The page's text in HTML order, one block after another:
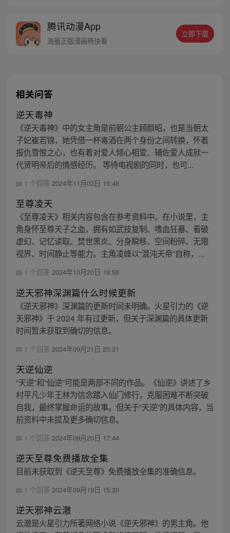
腾讯动漫App
海量正版漫画畅快看
立即下载
相关问答
逆天毒神
《逆天毒神》中的女主角是前朝公主顾颜昭，也是当朝太
子妃崔若锦，她凭借一杯毒酒在两个身份之间转换，怀着
报仇雪恨之心，也有着对爱人倾心相爱、辅佐爱人成就一
代贤明帝后的情感经历。 等待电视剧的同时，也可...
1 个回答 2024年11月03日 16:48
至尊凌天
《至尊凌天》相关内容包含在参考资料中。在小说里，主
角身怀至尊天子之血，拥有如武技复制、嗜血狂暴、看破
虚幻、记忆读取、焚世黑炎、分身瞬移、空间粉碎、无限
视界、时间静止等能力。主角凌峰以“混沌天帝”自称，...
1 个回答 2024年10月20日 18:58
逆天邪神深渊篇什么时候更新
《逆天邪神》深渊篇的更新时间未明确。火星引力的《逆
天邪神》于 2024 年有过更新，但关于深渊篇的具体更新
时间暂未获取到确切的信息。
1 个回答 2024年09月21日 20:21
天逆仙逆
“天逆”和“仙逆”可能是两部不同的作品。《仙逆》讲述了乡
村平凡少年王林为信念踏入仙门修行，克服困难不断突破
自我，最终掌握命运的故事。但关于“天逆”的具体内容，当
前资料中未提及更多确切信息。
1 个回答 2024年09月20日 17:44
逆天至尊免费播放全集
目前未获取到《逆天至尊》免费播放全集的准确信息。
1 个回答 2024年09月19日 15:20
逆天邪神云澈
云澈是火星引力所著网络小说《逆天邪神》的男主角。他